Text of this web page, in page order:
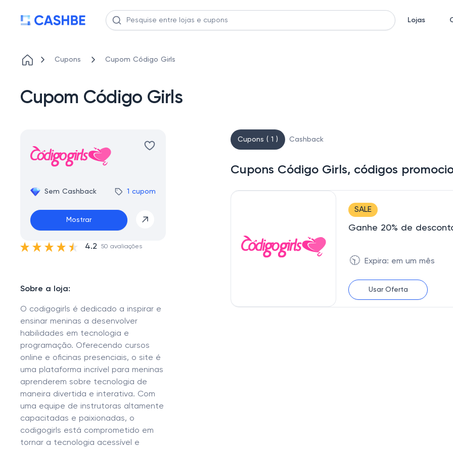
Lojas
Cupons Cupom Código Girls
Cupom Código Girls
Sem Cashback 1 cupom
Mostrar
4.2 50 avaliações
Sobre a loja:
O codigogirls é dedicado a inspirar e
ensinar meninas a desenvolver
habilidades em tecnologia e
programação. Oferecendo cursos
online e oficinas presenciais, o site é
uma plataforma incrível para meninas
aprenderem sobre tecnologia de
maneira divertida e interativa. Com
uma equipe de instrutoras altamente
capacitadas e paixionadas, o
codigogirls está comprometido em
tornar a tecnologia acessível e
Cupons ( 1 ) Cashback
Cupons Código Girls, códigos
SALE
Ganhe 20% de
🕥 Expira: em um mês
Usar Oferta